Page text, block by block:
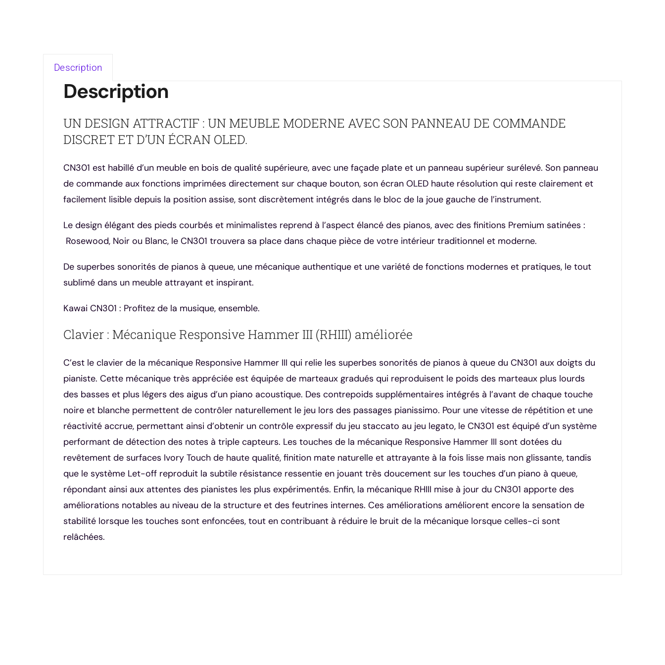
Description
Description
UN DESIGN ATTRACTIF : UN MEUBLE MODERNE AVEC SON PANNEAU DE COMMANDE
DISCRET ET D’UN ÉCRAN OLED.
CN301 est habillé d’un meuble en bois de qualité supérieure, avec une façade plate et un panneau supérieur surélevé. Son panneau
de commande aux fonctions imprimées directement sur chaque bouton, son écran OLED haute résolution qui reste clairement et
facilement lisible depuis la position assise, sont discrètement intégrés dans le bloc de la joue gauche de l’instrument.
Le design élégant des pieds courbés et minimalistes reprend à l’aspect élancé des pianos, avec des finitions Premium satinées :
Rosewood, Noir ou Blanc, le CN301 trouvera sa place dans chaque pièce de votre intérieur traditionnel et moderne.
De superbes sonorités de pianos à queue, une mécanique authentique et une variété de fonctions modernes et pratiques, le tout
sublimé dans un meuble attrayant et inspirant.
Kawai CN301 : Profitez de la musique, ensemble.
Clavier : Mécanique Responsive Hammer III (RHIII) améliorée
C’est le clavier de la mécanique Responsive Hammer III qui relie les superbes sonorités de pianos à queue du CN301 aux doigts du
pianiste. Cette mécanique très appréciée est équipée de marteaux gradués qui reproduisent le poids des marteaux plus lourds
des basses et plus légers des aigus d’un piano acoustique. Des contrepoids supplémentaires intégrés à l’avant de chaque touche
noire et blanche permettent de contrôler naturellement le jeu lors des passages pianissimo. Pour une vitesse de répétition et une
réactivité accrue, permettant ainsi d’obtenir un contrôle expressif du jeu staccato au jeu legato, le CN301 est équipé d’un système
performant de détection des notes à triple capteurs. Les touches de la mécanique Responsive Hammer III sont dotées du
revêtement de surfaces Ivory Touch de haute qualité, finition mate naturelle et attrayante à la fois lisse mais non glissante, tandis
que le système Let-off reproduit la subtile résistance ressentie en jouant très doucement sur les touches d’un piano à queue,
répondant ainsi aux attentes des pianistes les plus expérimentés. Enfin, la mécanique RHIII mise à jour du CN301 apporte des
améliorations notables au niveau de la structure et des feutrines internes. Ces améliorations améliorent encore la sensation de
stabilité lorsque les touches sont enfoncées, tout en contribuant à réduire le bruit de la mécanique lorsque celles-ci sont
relâchées.